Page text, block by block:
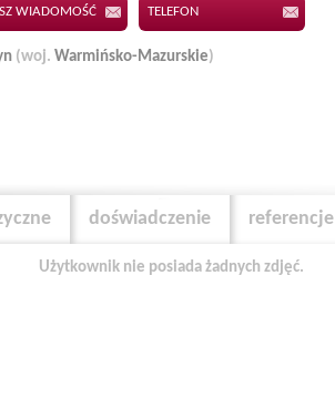
WIADOMOŚĆ TELEFON
(woj. Warmińsko-Mazurskie)
doświadczenie referencje
Użytkownik nie posiada żadnych zdjęć.